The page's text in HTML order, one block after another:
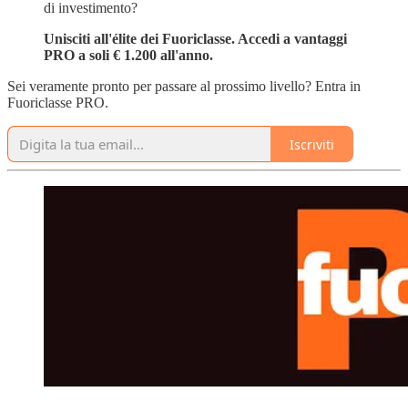
di investimento?
Unisciti all'élite dei Fuoriclasse. Accedi a vantaggi
PRO a soli € 1.200 all'anno.
Sei veramente pronto per passare al prossimo livello? Entra in
Fuoriclasse PRO.
Iscriviti